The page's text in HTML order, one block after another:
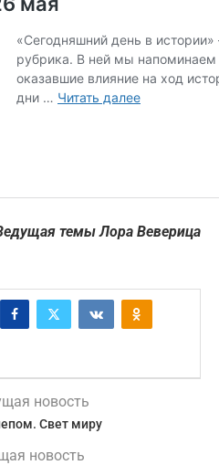
темы Лора Веверица
новость
Свет миру
новость